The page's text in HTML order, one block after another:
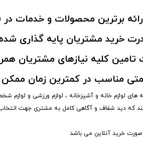
برترین محصولات و خدمات
خرید مشتریان پایه گذاری
کلیه نیازهای مشتریان
مناسب در کمترین زمان
های لوازم خانه و آشپزخانه ، لوازم ورزشی و لوازم
که دید شفاف و آگاهی کامل به مشتری جهت
صورت خرید آنلاین می باشد